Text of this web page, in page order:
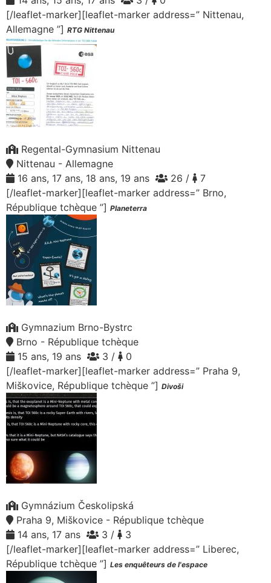
[/leaflet-marker][leaflet-marker address=” Nittenau,
Allemagne ”] RTG Nittenau
Regental-Gymnasium Nittenau
Nittenau - Allemagne
16 ans, 17 ans, 18 ans, 19 ans
26 /
7
[/leaflet-marker][leaflet-marker address=” Brno,
République tchèque ”] Planeterra
Gymnazium Brno-Bystrc
Brno - République tchèque
15 ans, 19 ans
3 /
0
[/leaflet-marker][leaflet-marker address=” Praha 9,
Miškovice, République tchèque ”] Divoši
Gymnázium Českolipská
Praha 9, Miškovice - République tchèque
14 ans, 17 ans
3 /
3
[/leaflet-marker][leaflet-marker address=” Liberec,
République tchèque ”] Les enquêteurs de l'espace